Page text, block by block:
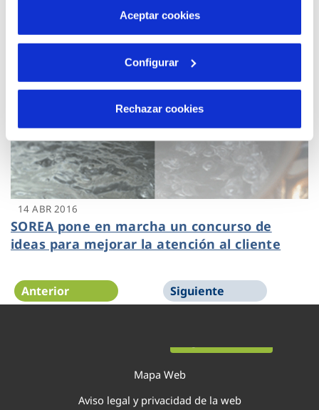
más información en nuestraPolítica de Cookies
Aceptar cookies
Configurar
Rechazar cookies
14 ABR 2016
SOREA pone en marcha un concurso de
ideas para mejorar la atención al cliente
Anterior Siguiente
Mapa Web
Aviso legal y privacidad de la web